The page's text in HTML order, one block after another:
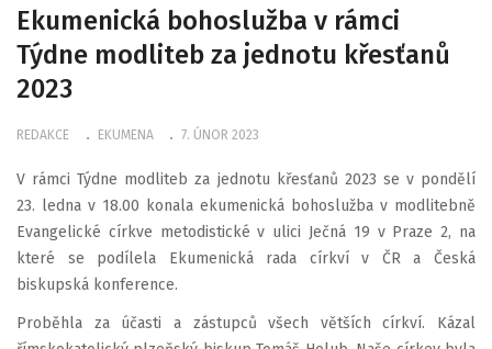
Ekumenická bohoslužba v rámci
Týdne modliteb za jednotu křesťanů
2023
REDAKCE EKUMENA 7. ÚNOR 2023
V rámci Týdne modliteb za jednotu křesťanů 2023 se v pondělí
23. ledna v 18.00 konala ekumenická bohoslužba v modlitebně
Evangelické církve metodistické v ulici Ječná 19 v Praze 2, na
které se podílela Ekumenická rada církví v ČR a Česká
biskupská konference.
Proběhla za účasti a zástupců všech větších církví. Kázal